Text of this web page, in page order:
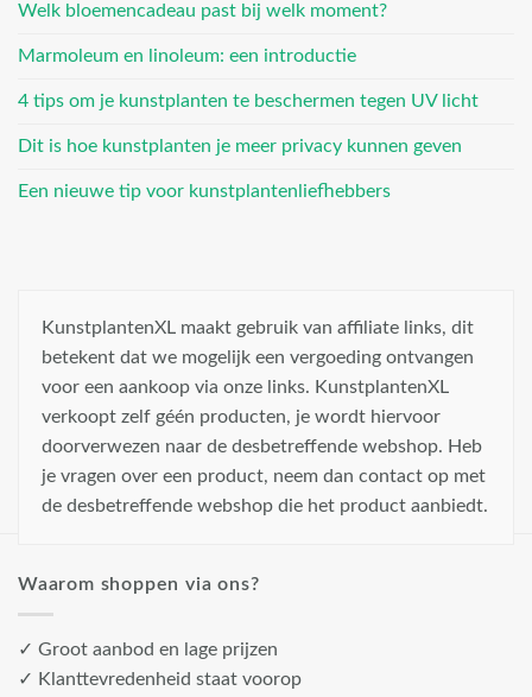
Welk bloemencadeau past bij welk moment?
Marmoleum en linoleum: een introductie
4 tips om je kunstplanten te beschermen tegen UV licht
Dit is hoe kunstplanten je meer privacy kunnen geven
Een nieuwe tip voor kunstplantenliefhebbers
KunstplantenXL maakt gebruik van affiliate links, dit
betekent dat we mogelijk een vergoeding ontvangen
voor een aankoop via onze links. KunstplantenXL
verkoopt zelf géén producten, je wordt hiervoor
doorverwezen naar de desbetreffende webshop. Heb
je vragen over een product, neem dan contact op met
de desbetreffende webshop die het product aanbiedt.
Waarom shoppen via ons?
✓ Groot aanbod en lage prijzen
✓ Klanttevredenheid staat voorop